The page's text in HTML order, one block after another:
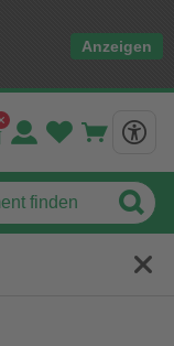
Anzeigen